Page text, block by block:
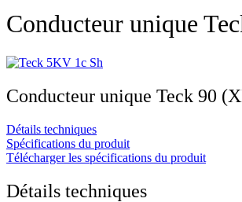
Conducteur unique
Conducteur unique Teck 90
Détails techniques
Spécifications du produit
Télécharger les spécifications du produit
Détails techniques